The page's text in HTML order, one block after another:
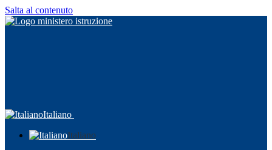
Salta al contenuto
Italiano
Italiano